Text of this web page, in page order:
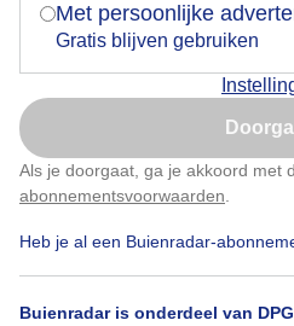
Met persoonlijke
Gratis blijven gebruiken
Als je doorgaat, ga je akkoord met
abonnementsvoorwaarden
Heb je al een Buienradar-
Buienradar is onderdeel van
Door: Willem van Nunen Gemaakt:
Nu niet,
Klik hierom dit